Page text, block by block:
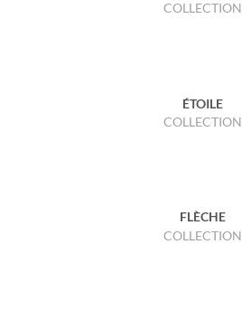
COLLECTION
ÉTOILE
COLLECTION
FLÈCHE
COLLECTION